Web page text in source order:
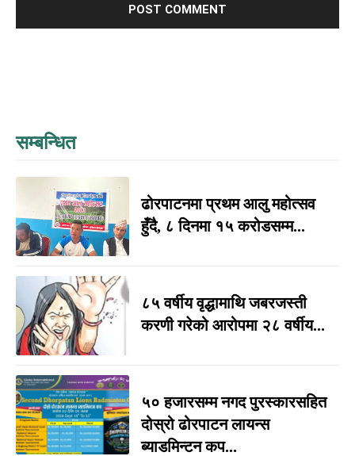
सम्बन्धित
ढोरपाटनमा प्रथम आलु महोत्सव
हुँदै, ८ दिनमा १५ करोडसम्म...
८५ वर्षीय वृद्धामाथि जबरजस्ती
करणी गरेको आरोपमा २८ वर्षीय...
५० हजारसम्म नगद पुरस्कारसहित
दोस्रो ढोरपाटन लायन्स
ब्याडमिन्टन कप...